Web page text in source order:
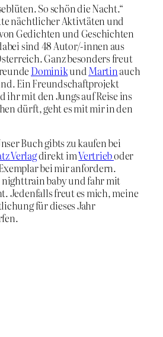
So schön die Nacht.“
nächtlicher Aktivtäten und
Gedichten und Geschichten
sind 48 Autor/-innen aus
Ganz besonders freut
Dominikund Martinauch
Ein Freundschaftprojekt
ihr mit den Jungs auf Reise ins
dürft, geht es mit mir in den
Buch gibts zu kaufen bei
Verlagdirekt imVertrieboder
bei mir anfordern.
nighttrain baby und fahr mit
Jedenfalls freut es mich, meine
für dieses Jahr